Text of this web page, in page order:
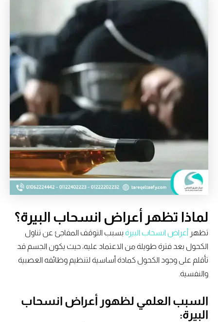
لماذا تظهر أعراض انسحاب البيرة؟
تظهرأعراض انسحاب البيرةبسبب التوقف المفاجئ عن تناول
الكحول بعد فترة طويلة من الاعتماد عليه، حيث يكون الجسم قد
تأقلم على وجود الكحول كمادة أساسية لتنظيم وظائفه العصبية
والنفسية.
السبب العلمي لظهور أعراض انسحاب
البيرة: